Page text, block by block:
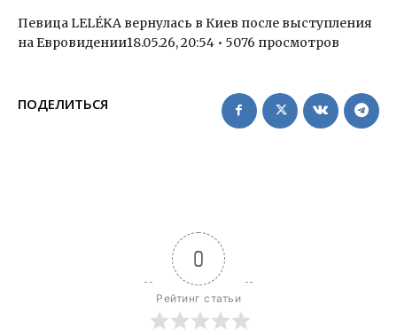
Певица LELÉKA вернулась в Киев после выступления
на Евровидении18.05.26, 20:54 • 5076 просмотров
ПОДЕЛИТЬСЯ
0
Рейтинг статьи